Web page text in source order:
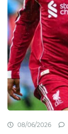
08/06/2026